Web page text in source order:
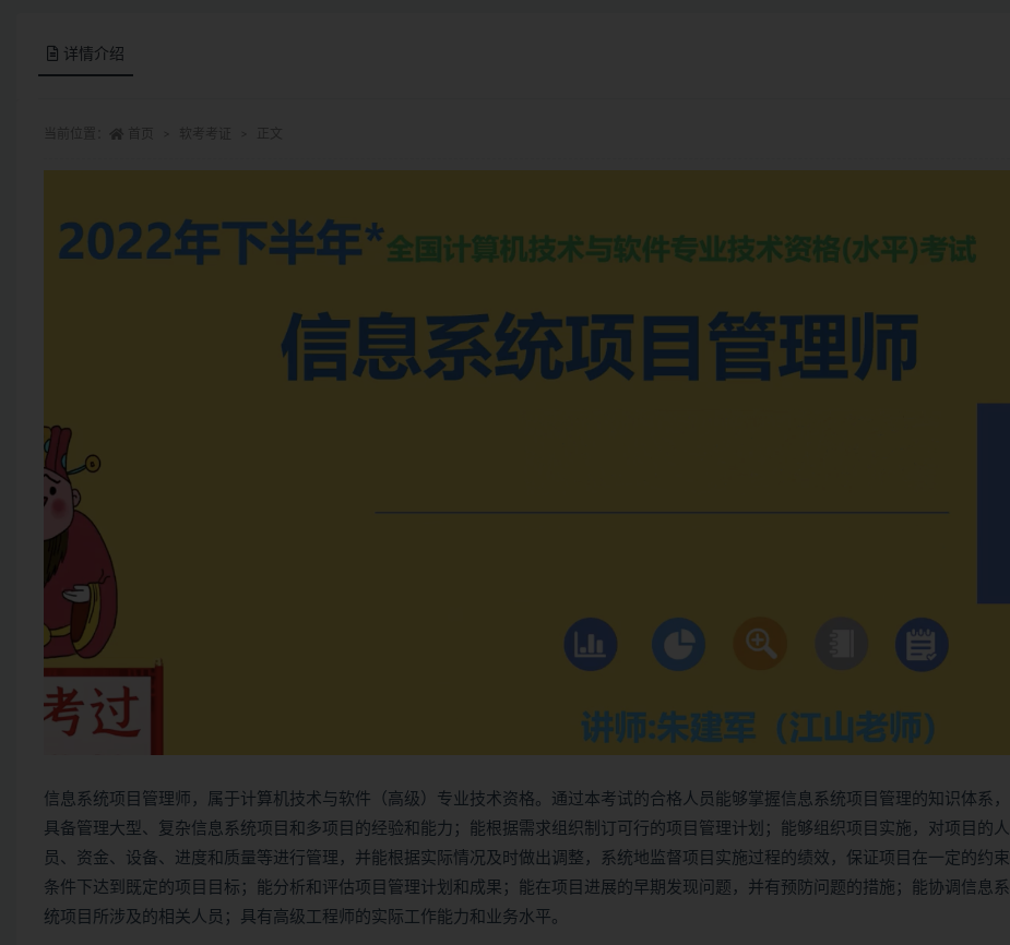
详情介绍
信息系统项目管理师 ，属于计算机技术与软件（高级）专业技术资格。通过本考试的合格人员能够掌握信息系统项目管理的知识体系，
具备管理大型、复杂信息系统项目和多项目的经验和能力；能根据需求组织制订可行的项目管理计划；能够组织项目实施，对项目的人
员、资金、设备、进度和质量等进行管理，并能根据实际情况及时做出调整，系统地监督项目实施过程的绩效，保证项目在一定的约束
条件下达到既定的项目目标；能分析和评估项目管理计划和成果；能在项目进展的早期发现问题，并有预防问题的措施；能协调信息系
统项目所涉及的相关人员；具有高级工程师的实际工作能力和业务水平。